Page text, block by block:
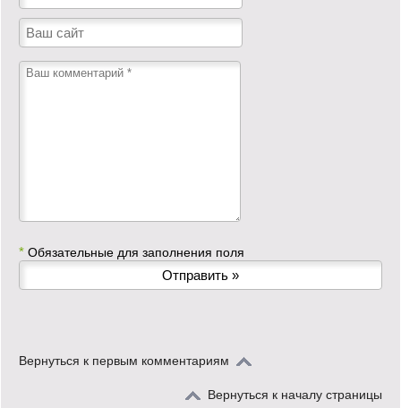
* Обязательные для заполнения поля
Вернуться к первым комментариям
Вернуться к началу страницы